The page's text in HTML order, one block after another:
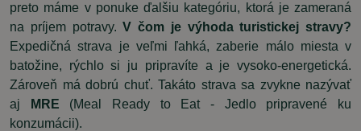
preto máme v ponuke ďalšiu kategóriu, ktorá je zameraná
na príjem potravy.V čom je výhoda turistickej stravy?
Expedičná strava je veľmi ľahká, zaberie málo miesta v
batožine, rýchlo si ju pripravíte a je vysoko-energetická.
Zároveň má dobrú chuť. Takáto strava sa zvykne nazývať
aj
MRE (Meal Ready to Eat - Jedlo pripravené ku
konzumácii).